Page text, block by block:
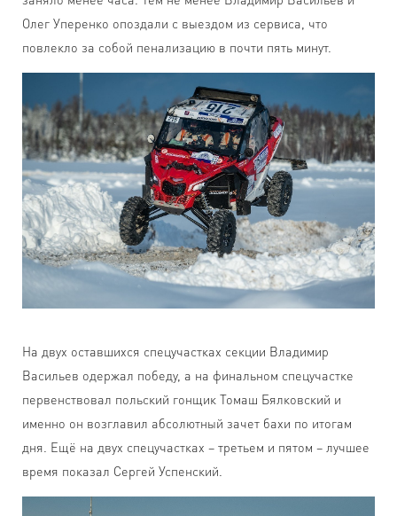
Олег Уперенко опоздали с выездом из сервиса, что
повлекло за собой пенализацию в почти пять минут.
На двух оставшихся спецучастках секции Владимир
Васильев одержал победу, а на финальном спецучастке
первенствовал польский гонщик Томаш Бялковский и
именно он возглавил абсолютный зачет бахи по итогам
дня. Ещё на двух спецучастках – третьем и пятом – лучшее
время показал Сергей Успенский.